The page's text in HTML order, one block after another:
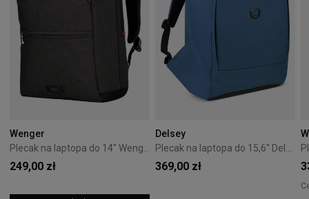
Wenger
249,00 zł
Delsey
369,00 zł